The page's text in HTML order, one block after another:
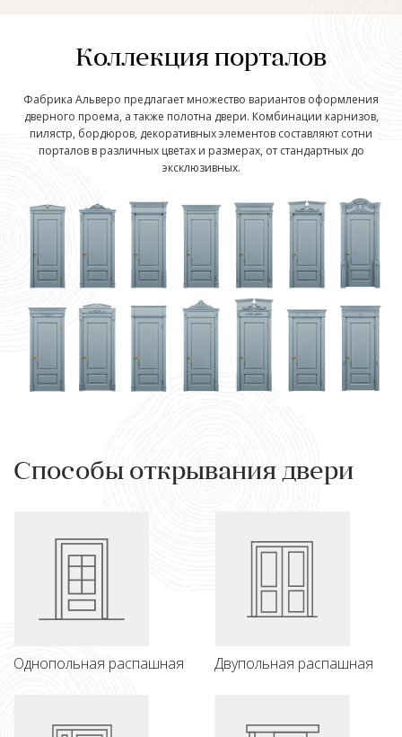
Коллекция порталов
Фабрика Альверо предлагает множество вариантов оформления
дверного проема, а также полотна двери. Комбинации карнизов,
пилястр, бордюров, декоративных элементов составляют сотни
порталов в различных цветах и размерах, от стандартных до
эксклюзивных.
Способы открывания двери
Однопольная распашная Двупольная распашная